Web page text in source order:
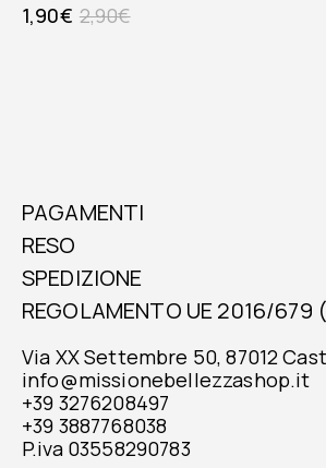
2,90€
1,90€
PAGAMENTI
RESO
SPEDIZIONE
REGOLAMENTO UE 2016/679
Via XX Settembre 50, 87012
info@missionebellezzashop.it
+39 3276208497
+39 3887768038
P.iva 03558290783